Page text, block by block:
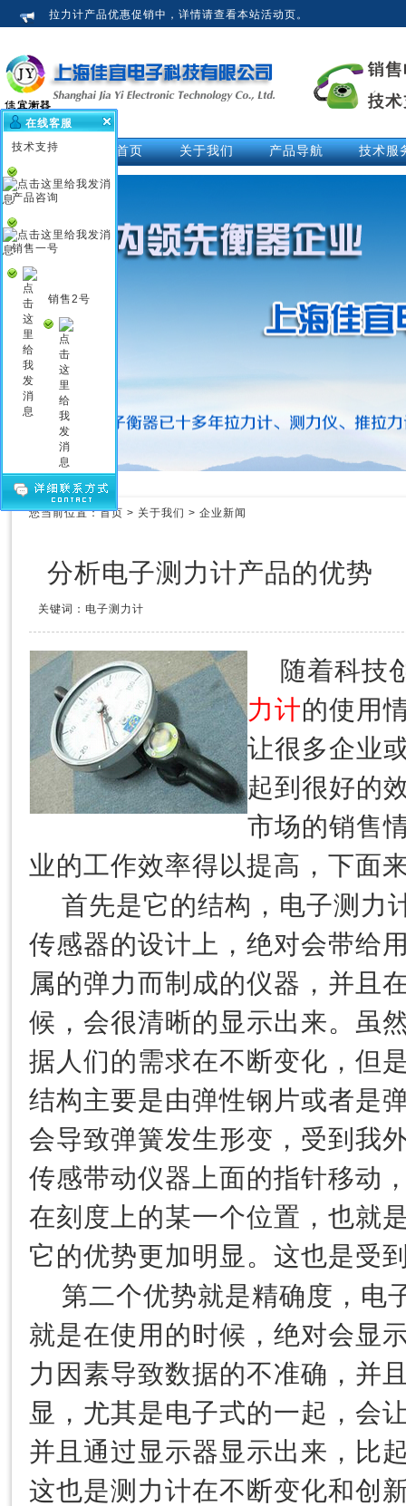
拉力计产品优惠促销中，详情请查看本站活动页。
网站首页 关于我们
公司介绍
行业知识
企业文化
产品导航
拉力计
推拉力计
数显拉力计
电子测力计
电子测力仪
无线测力计
无线拉力计
压力测力计
技术服
技术文
您当前位置：首页 > 关于我们 > 企业新闻
分析电子测力计产品的优势
关键词：电子测力计
随着科技
力计的使用
让很多企业
起到很好的
市场的销售
业的工作效率得以提高，下面
首先是它的结构，电子测力
传感器的设计上，绝对会带给
属的弹力而制成的仪器，并且
候，会很清晰的显示出来。虽
据人们的需求在不断变化，但
结构主要是由弹性钢片或者是
会导致弹簧发生形变，受到我
传感带动仪器上面的指针移动
在刻度上的某一个位置，也就
它的优势更加明显。这也是受
第二个优势就是精确度，电
就是在使用的时候，绝对会显
力因素导致数据的不准确，并
显，尤其是电子式的一起，会
并且通过显示器显示出来，比
这也是测力计在不断变化和创
在线客服
技术支持
产品咨询
销售一号
销售2号